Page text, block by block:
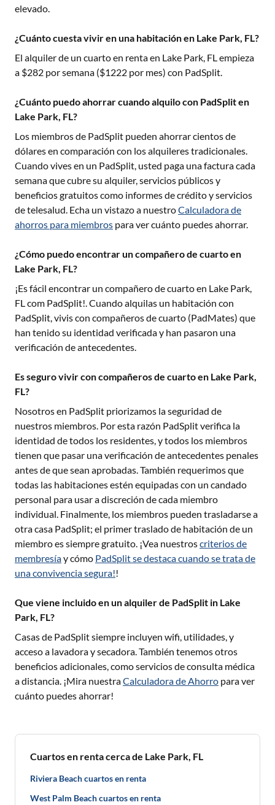
elevado.
¿Cuánto cuesta vivir en una habitación en Lake Park, FL?
El alquiler de un cuarto en renta en Lake Park, FLempieza
a $282 por semana ($1222 por mes) con PadSplit.
¿Cuánto puedo ahorrar cuando alquilo con PadSplit en
Lake Park, FL?
Los miembros de PadSplit pueden ahorrar cientos de
dólares en comparación con los alquileres tradicionales.
Cuando vives en un PadSplit, usted paga una factura cada
semana que cubre su alquiler, servicios públicos y
beneficios gratuitos como informes de crédito y servicios
de telesalud. Echa un vistazo a nuestroCalculadora de
ahorros para miembros para ver cuánto puedes ahorrar.
¿Cómo puedo encontrar un compañero de cuarto en
Lake Park, FL?
¡Es fácil encontrar un compañero de cuarto en Lake Park,
FLcom PadSplit!. Cuando alquilas un habitación con
PadSplit, vivis con compañeros de cuarto (PadMates) que
han tenido su identidad verificada y han pasaron una
verificación de antecedentes.
Es seguro vivir con compañeros de cuarto en Lake Park,
FL?
Nosotros en PadSplit priorizamos la seguridad de
nuestros miembros. Por esta razón PadSplit verifica la
identidad de todos los residentes, y todos los miembros
tienen que pasar una verificación de antecedentes penales
antes de que sean aprobadas. También requerimos que
todas las habitaciones estén equipadas con un candado
personal para usar a discreción de cada miembro
individual. Finalmente, los miembros pueden trasladarse a
otra casa PadSplit; el primer traslado de habitación de un
miembro es siempre gratuito. ¡Vea nuestroscriterios de
membresíay cómo PadSplit se destaca cuando se trata de
una convivencia segura!!
Que viene incluido en un alquiler de PadSplit in Lake
Park, FL?
Casas de PadSplit siempre incluyen wifi, utilidades, y
acceso a lavadora y secadora. También tenemos otros
beneficios adicionales, como servicios de consulta médica
a distancia. ¡Mira nuestraCalculadora de Ahorro para ver
cuánto puedes ahorrar!
Cuartos en renta cerca de Lake Park, FL
Riviera Beach cuartos en renta
West Palm Beach cuartos en renta